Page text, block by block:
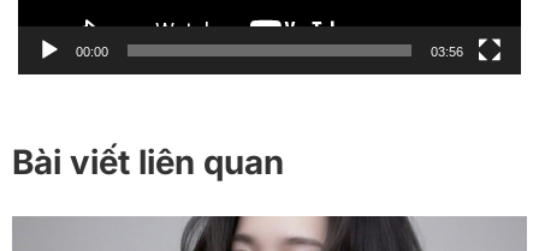
00:00 03:56
Bài viết liên quan